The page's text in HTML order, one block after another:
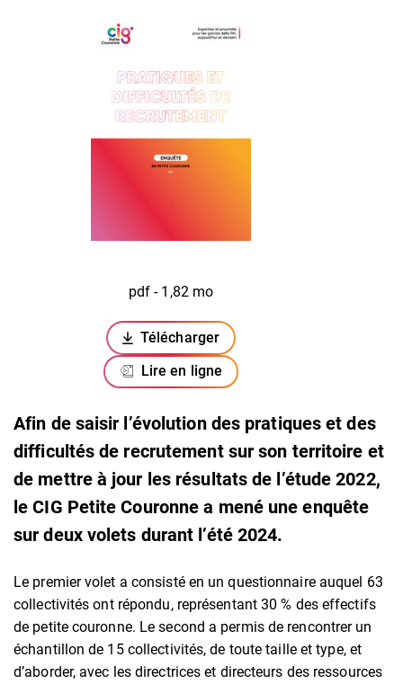
pdf - 1,82 mo
Télécharger
(ouverture dans un nouvel onglet)
Lire en ligne
Afin de saisir l’évolution des pratiques et des
difficultés de recrutement sur son territoire et
de mettre à jour les résultats de l’étude 2022,
le CIG Petite Couronne a mené une enquête
sur deux volets durant l’été 2024.
Le premier volet a consisté en un questionnaire auquel 63
collectivités ont répondu, représentant 30 % des effectifs
de petite couronne. Le second a permis de rencontrer un
échantillon de 15 collectivités, de toute taille et type, et
d’aborder, avec les directrices et directeurs des ressources